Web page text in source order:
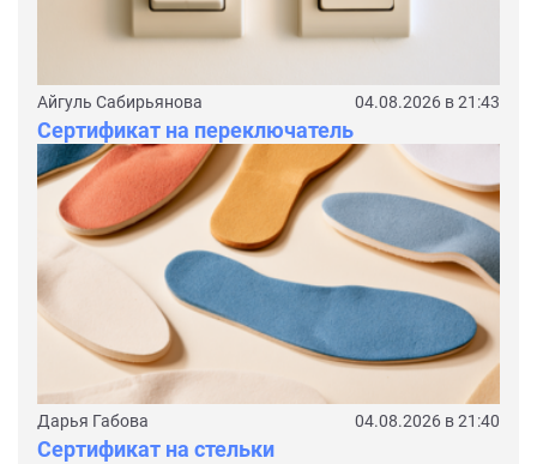
Айгуль Сабирьянова 04.08.2026 в 21:43
Сертификат на переключатель
Дарья Габова 04.08.2026 в 21:40
Сертификат на стельки